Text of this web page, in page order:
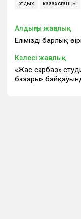
отдых казахстанцы
Алдыңғы жаңалық
Еліміздің барлық
Келесі жаңалық
«Жас сарбаз»
базары»